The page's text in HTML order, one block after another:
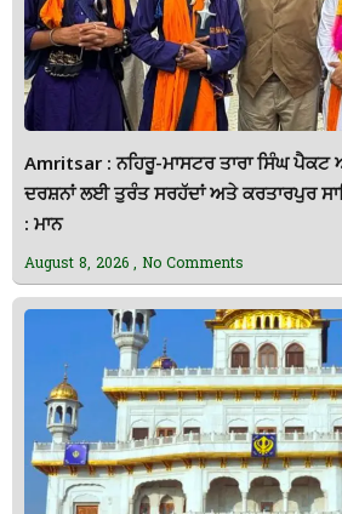
Amritsar : ਨਹਿਰੂ-ਮਾਸਟਰ ਤਾਰਾ ਸਿੰਘ ਪੈਕਟ
ਦਰਸ਼ਨਾਂ ਲਈ ਤੁਰੰਤ ਸਰਹੱਦਾਂ ਅਤੇ ਕਰਤਾਰਪੁਰ
: ਮਾਨ
August 8, 2026 No Comments